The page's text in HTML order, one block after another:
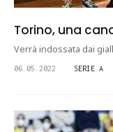
Torino, una
Verrà indossata dai
06.05.2022 SERIE A